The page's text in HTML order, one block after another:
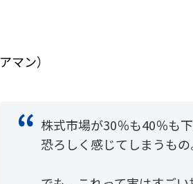
アマン）
株式市場が30％も40％も
恐ろしく感じてしまうもの